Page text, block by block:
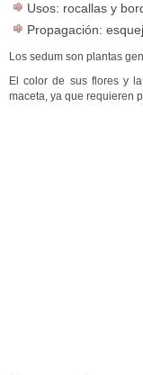
Usos: rocallas y
Propagación:
Los sedum son plantas
El color de sus flores y
maceta, ya que requieren